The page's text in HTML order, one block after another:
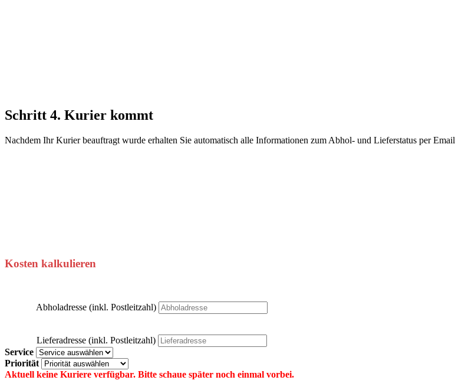
Schritt 4. Kurier kommt
Nachdem Ihr Kurier beauftragt wurde erhalten Sie automatisch alle Informationen zum Abhol- und Lieferstatus per Email
Kosten kalkulieren
Abholadresse (inkl. Postleitzahl)
Lieferadresse (inkl. Postleitzahl)
Service
Priorität
Aktuell keine Kuriere verfügbar. Bitte schaue später noch einmal vorbei.